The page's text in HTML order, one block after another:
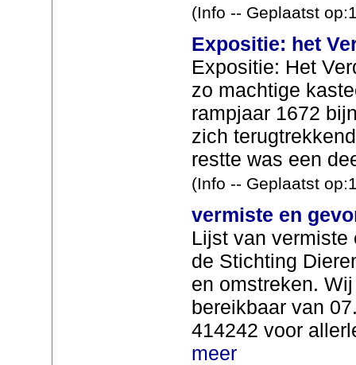
(Info -- Geplaatst
Expositie: het
Expositie: Het
zo machtige
rampjaar 1672
zich
restte was een
(Info -- Geplaatst
vermiste en
Lijst van vermiste
de Stichting
en omstreken.
bereikbaar van
414242 voor
meer